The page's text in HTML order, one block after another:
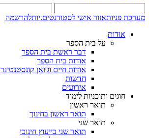
מערכת פניותאזור אישי לסטודנטים.יותלהרשמה
אודות
על בית הספר
דבר ראשת בית הספר
אודות בית הספר
אודות חיים וג'ואן קונסטנטינר
חדשות
אירועים
חוגים ותוכניות לימוד
תואר ראשון
תואר ראשון בחינוך
תואר שני
תואר שני בייעוץ חינוכי